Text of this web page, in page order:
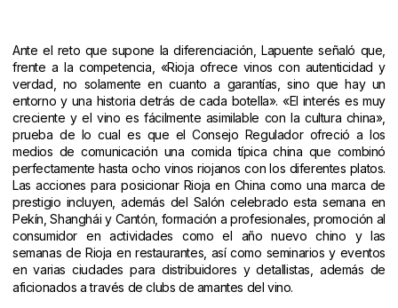
Ante el reto que supone la diferenciación, Lapuente señaló que,
frente a la competencia, «Rioja ofrece vinos con autenticidad y
verdad, no solamente en cuanto a garantías, sino que hay un
entorno y una historia detrás de cada botella». «El interés es muy
creciente y el vino es fácilmente asimilable con la cultura china»,
prueba de lo cual es que el Consejo Regulador ofreció a los
medios de comunicación una comida típica china que combinó
perfectamente hasta ocho vinos riojanos con los diferentes platos.
Las acciones para posicionar Rioja en China como una marca de
prestigio incluyen, además del Salón celebrado esta semana en
Pekín, Shanghái y Cantón, formación a profesionales, promoción al
consumidor en actividades como el año nuevo chino y las
semanas de Rioja en restaurantes, así como seminarios y eventos
en varias ciudades para distribuidores y detallistas, además de
aficionados a través de clubs de amantes del vino.